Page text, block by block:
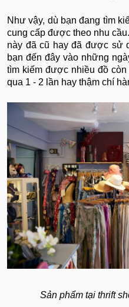
Như vậy, dù bạn đang tìm
cung cấp được theo nhu
này đã cũ hay đã được sử
bạn đến đây vào những
tìm kiếm được nhiều đồ
qua 1 - 2 lần hay thậm chí
Sản phẩm tại thrift